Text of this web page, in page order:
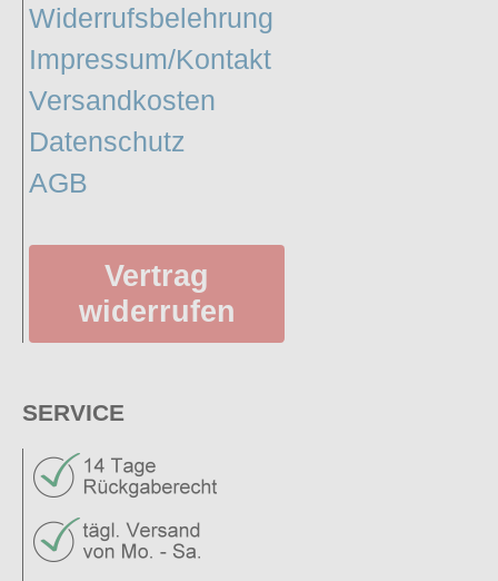
Widerrufsbelehrung
Impressum/Kontakt
Versandkosten
Datenschutz
AGB
Vertrag
widerrufen
SERVICE